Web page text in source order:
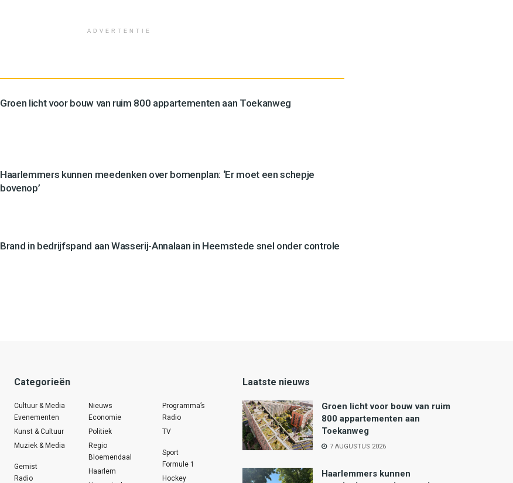
ADVERTENTIE
Groen licht voor bouw van ruim 800 appartementen aan Toekanweg
Haarlemmers kunnen meedenken over bomenplan: ‘Er moet een schepje
bovenop’
Brand in bedrijfspand aan Wasserij-Annalaan in Heemstede snel onder controle
Categorieën
Cultuur & Media
Evenementen
Kunst & Cultuur
Muziek & Media
Gemist
Radio
Nieuws
Economie
Politiek
Regio
Bloemendaal
Haarlem
Programma’s
Radio
TV
Sport
Formule 1
Hockey
Laatste nieuws
Groen licht voor bouw van ruim
800 appartementen aan
Toekanweg
7 AUGUSTUS 2026
Haarlemmers kunnen